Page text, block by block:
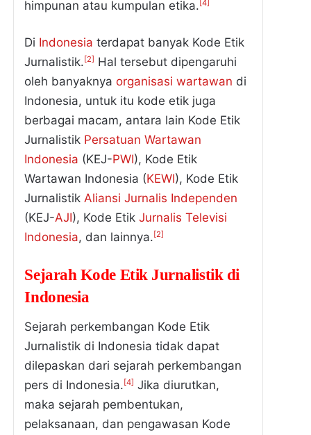
himpunan atau kumpulan etika. [4]
Di Indonesia terdapat banyak Kode Etik
Jurnalistik. [2] Hal tersebut dipengaruhi
oleh banyaknyaorganisasi wartawan di
Indonesia, untuk itu kode etik juga
berbagai macam, antara lain Kode Etik
Jurnalistik Persatuan Wartawan
Indonesia (KEJ-PWI), Kode Etik
Wartawan Indonesia (KEWI), Kode Etik
JurnalistikAliansi Jurnalis Independen
(KEJ-AJI), Kode EtikJurnalis Televisi
Indonesia, dan lainnya. [2]
Sejarah Kode Etik Jurnalistik di
Indonesia
Sejarah perkembangan Kode Etik
Jurnalistik di Indonesia tidak dapat
dilepaskan dari sejarah perkembangan
pers di Indonesia.[4] Jika diurutkan,
maka sejarah pembentukan,
pelaksanaan, dan pengawasan Kode